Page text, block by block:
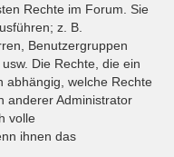
Rechte im Forum. Sie
z. B.
Benutzergruppen
Die Rechte, die ein
abhängig, welche Rechte
anderer Administrator
volle
ihnen das